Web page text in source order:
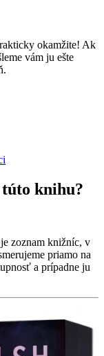
okamžite! Ak
vám ju ešte
knihu?
zoznam knižníc, v
priamo na
a prípadne ju